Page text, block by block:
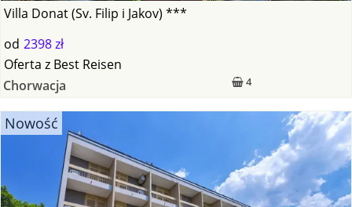
Villa Donat (Sv. Filip i Jakov) ***
od 2398 zł
4
Oferta z Best Reisen
Chorwacja
Nowość